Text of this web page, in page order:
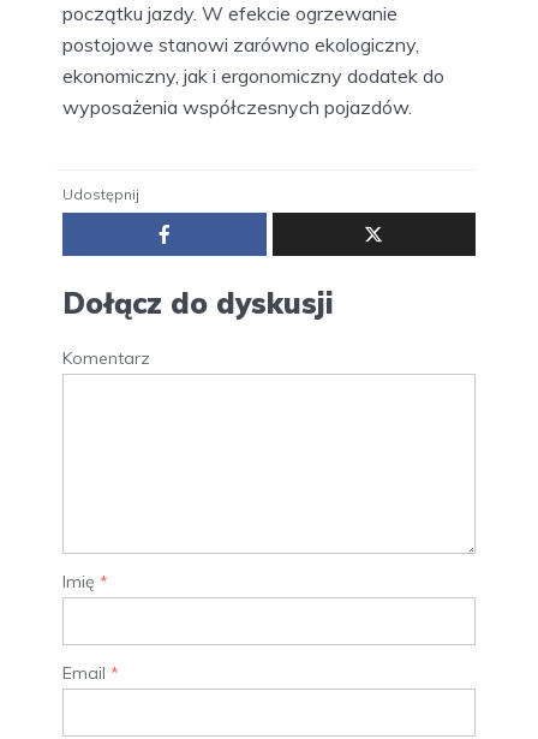
początku jazdy. W efekcie ogrzewanie
postojowe stanowi zarówno ekologiczny,
ekonomiczny, jak i ergonomiczny dodatek do
wyposażenia współczesnych pojazdów.
Udostępnij
Dołącz do dyskusji
Komentarz
Imię *
Email *